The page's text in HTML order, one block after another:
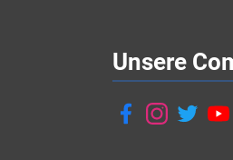
Unsere